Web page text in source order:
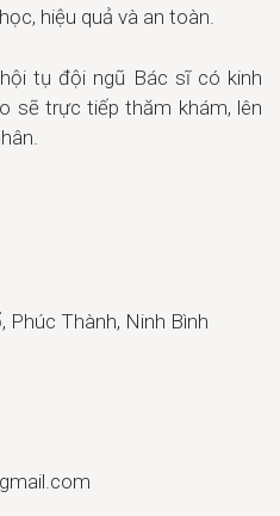
hiệu quả và an toàn.
tụ đội ngũ Bác sĩ có kinh
sẽ trực tiếp thăm khám, lên
Phúc Thành, Ninh Bình